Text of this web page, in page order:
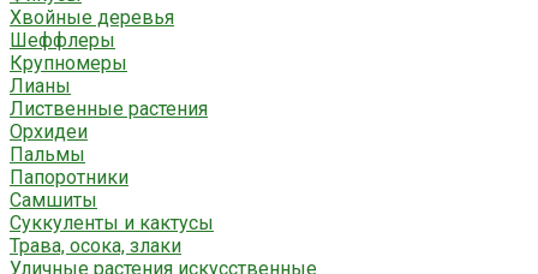
Хвойные деревья
Шеффлеры
Крупномеры
Лианы
Лиственные растения
Орхидеи
Пальмы
Папоротники
Самшиты
Суккуленты и кактусы
Трава, осока, злаки
Уличные растения искусственные